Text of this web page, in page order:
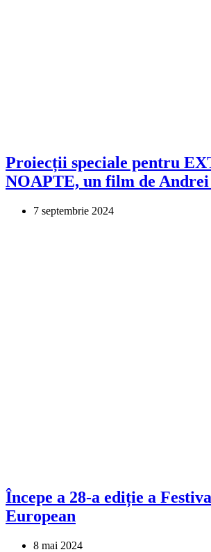
Proiecții speciale pentru
NOAPTE, un film de
7 septembrie 2024
Începe a 28-a ediție a
European
8 mai 2024